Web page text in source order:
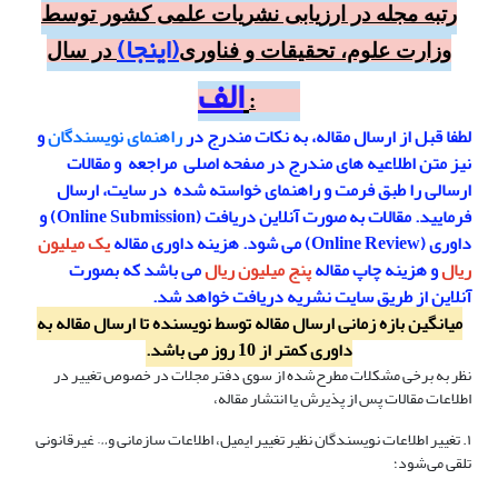
رتبه مجله در ارزیابی نشریات علمی کشور توسط
وزارت علوم، تحقیقات و فناوری(اینجا) در سال
الف
لطفا قبل از ارسال مقاله، به نکات مندرج درراهنمای نویسندگانو
نیز متن اطلاعیه های مندرج در صفحه اصلی مراجعه و مقالات
ارسالی را طبق فرمت و راهنمای خواسته شده در سایت، ارسال
فرمایید. مقالات به صورت آنلاین دریافت (Online Submission) و
داوری (Online Review) می شود. هزینه داوری مقاله
یک میلیون
ریالو هزینه چاپ مقالهپنج میلیون ریالمی باشد که بصورت
آنلاین از طریق سایت نشریه دریافت خواهد شد.
میانگین بازه زمانی ارسال مقاله توسط نویسنده تا ارسال مقاله به
داوری کمتر از 10 روز می باشد.
نظر به برخی مشکلات مطرح‌شده از سوی دفتر مجلات در خصوص تغییر در
اطلاعات مقالات پس از پذیرش یا انتشار مقاله،
۱‌‌. تغییر اطلاعات نویسندگان نظیر تغییر ایمیل، اطلاعات سازمانی و… غیرقانونی
تلقی می‌شود؛